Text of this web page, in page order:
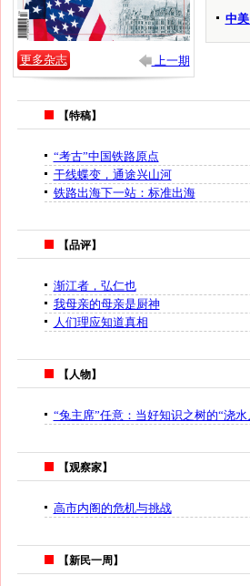
更多杂志 上一期
中
【特稿】
“考古”中国铁路原点
干线蝶变，通途兴山河
铁路出海下一站：标准出海
【品评】
渐江者，弘仁也
我母亲的母亲是厨神
人们理应知道真相
【人物】
“兔主席”任意：当好知识之树的“浇水
【观察家】
高市内阁的危机与挑战
【新民一周】